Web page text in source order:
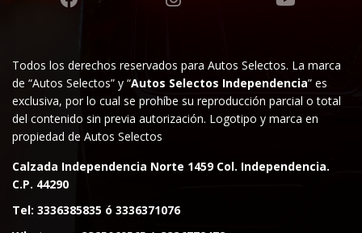
Todos los derechos reservados para Autos Selectos. La marca
de “Autos Selectos” y “Autos Selectos Independencia” es
exclusiva, por lo cual se prohíbe su reproducción parcial o total
del contenido sin previa autorización. Logotipo y marca en
propiedad de Autos Selectos
Calzada Independencia Norte 1459 Col. Independencia.
C.P. 44290
Tel: 3336385835 ó 3336371076